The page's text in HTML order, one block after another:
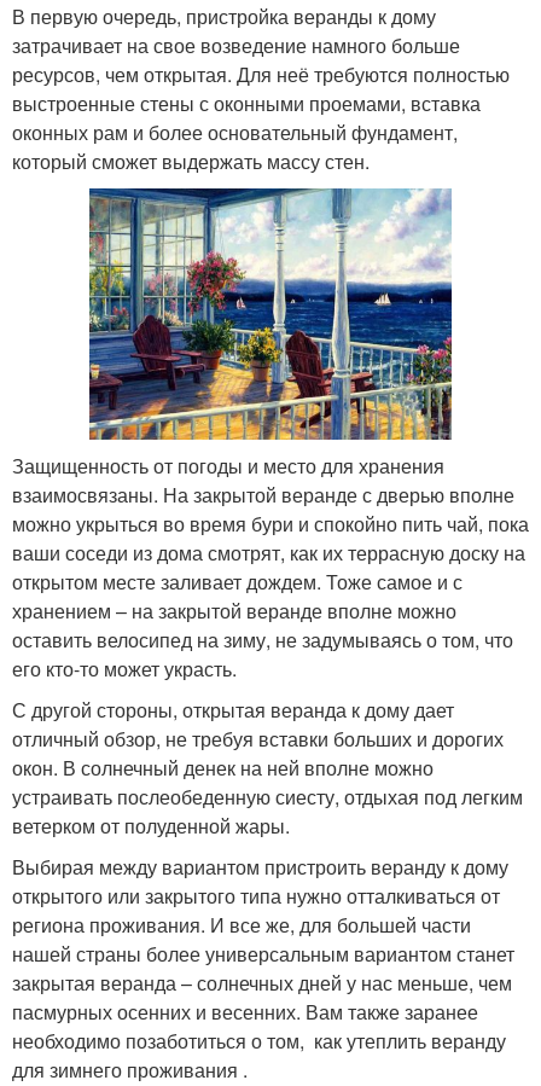
В первую очередь, пристройка веранды к дому
затрачивает на свое возведение намного больше
ресурсов, чем открытая. Для неё требуются полностью
выстроенные стены с оконными проемами, вставка
оконных рам и более основательный фундамент,
который сможет выдержать массу стен.
Защищенность от погоды и место для хранения
взаимосвязаны. На закрытой веранде с дверью вполне
можно укрыться во время бури и спокойно пить чай, пока
ваши соседи из дома смотрят, как их террасную доску на
открытом месте заливает дождем. Тоже самое и с
хранением – на закрытой веранде вполне можно
оставить велосипед на зиму, не задумываясь о том, что
его кто-то может украсть.
С другой стороны, открытая веранда к дому дает
отличный обзор, не требуя вставки больших и дорогих
окон. В солнечный денек на ней вполне можно
устраивать послеобеденную сиесту, отдыхая под легким
ветерком от полуденной жары.
Выбирая между вариантом пристроить веранду к дому
открытого или закрытого типа нужно отталкиваться от
региона проживания. И все же, для большей части
нашей страны более универсальным вариантом станет
закрытая веранда – солнечных дней у нас меньше, чем
пасмурных осенних и весенних. Вам также заранее
необходимо позаботиться о том, как утеплить веранду
для зимнего проживания .